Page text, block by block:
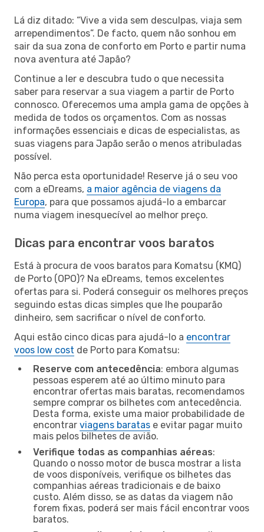
Lá diz ditado: “Vive a vida sem desculpas, viaja sem
arrependimentos”. De facto, quem não sonhou em
sair da sua zona de conforto em Porto e partir numa
nova aventura até Japão?
Continue a ler e descubra tudo o que necessita
saber para reservar a sua viagem a partir de Porto
connosco. Oferecemos uma ampla gama de opções à
medida de todos os orçamentos. Com as nossas
informações essenciais e dicas de especialistas, as
suas viagens para Japão serão o menos atribuladas
possível.
Não perca esta oportunidade! Reserve já o seu voo
com a eDreams, a maior agência de viagens da
Europa, para que possamos ajudá-lo a embarcar
numa viagem inesquecível ao melhor preço.
Dicas para encontrar voos baratos
Está à procura de voos baratos para Komatsu (KMQ)
de Porto (OPO)? Na eDreams, temos excelentes
ofertas para si. Poderá conseguir os melhores preços
seguindo estas dicas simples que lhe pouparão
dinheiro, sem sacrificar o nível de conforto.
Aqui estão cinco dicas para ajudá-lo a encontrar
voos low cost de Porto para Komatsu:
Reserve com antecedência: embora algumas
pessoas esperem até ao último minuto para
encontrar ofertas mais baratas, recomendamos
sempre comprar os bilhetes com antecedência.
Desta forma, existe uma maior probabilidade de
encontrar viagens baratas e evitar pagar muito
mais pelos bilhetes de avião.
Verifique todas as companhias aéreas:
Quando o nosso motor de busca mostrar a lista
de voos disponíveis, verifique os bilhetes das
companhias aéreas tradicionais e de baixo
custo. Além disso, se as datas da viagem não
forem fixas, poderá ser mais fácil encontrar voos
baratos.